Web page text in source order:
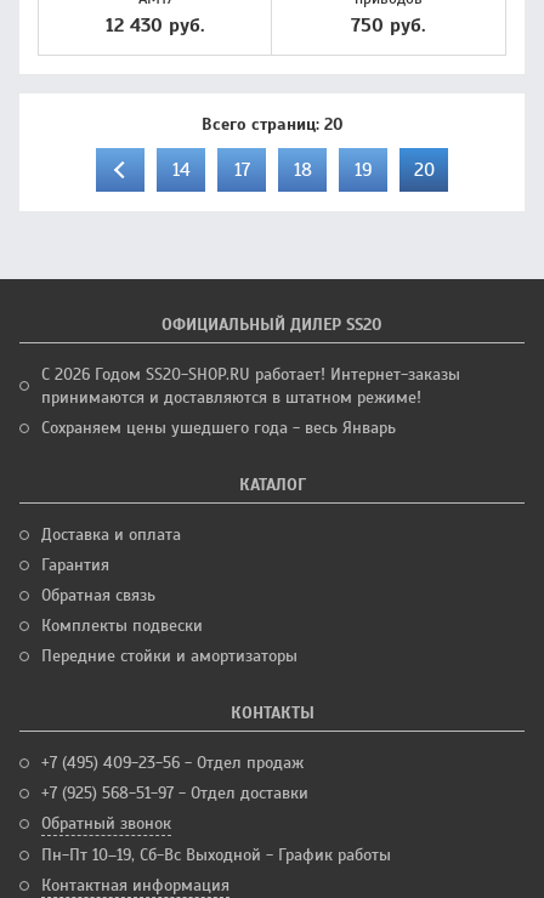
12 430 руб. 750 руб.
Всего страниц: 20
14 17 18 19 20
ОФИЦИАЛЬНЫЙ ДИЛЕР SS20
С 2026 Годом SS20-SHOP.RU работает! Интернет-заказы
принимаются и доставляются в штатном режиме!
Сохраняем цены ушедшего года - весь Январь
КАТАЛОГ
Доставка и оплата
Гарантия
Обратная связь
Комплекты подвески
Передние стойки и амортизаторы
КОНТАКТЫ
+7 (495) 409-23-56 - Отдел продаж
+7 (925) 568-51-97 - Отдел доставки
Обратный звонок
Пн-Пт 10–19, Сб-Вс Выходной - График работы
Контактная информация